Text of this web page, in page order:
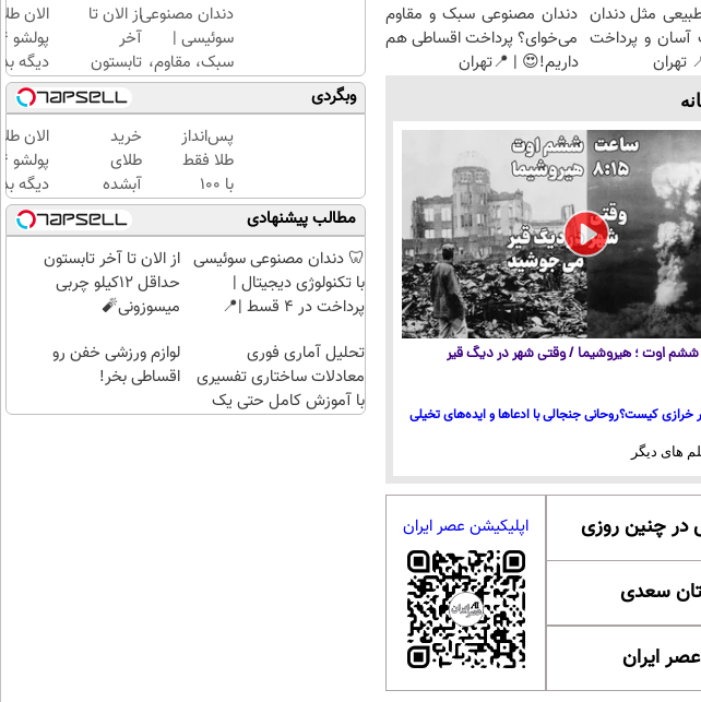
مثل دندان
و پرداخت
تهران
دندان مصنوعی سبک و مقاوم
می‌خوای؟ پرداخت اقساطی هم
داریم!😍 | 📍تهران
ساعت ۸:۱۵ ششم اوت ؛ هیروشیما / وقتی شهر در دیگ قیر
خرازی کیست؟روحانی جنجالی با ادعاها و ایده‌های تخیلی
های دیگر
سعدی
ایران
اپلیکیشن عصر ایران
دندان مصنوعی
سوئیسی |
سبک، مقاوم،
طبیعی! ویزیت
رایگان+پرداخت
اقساطی😍
از الان تا
آخر
تابستون
حداقل
12کیلو
چربی
میسوزونی
🧨
الان
دیگه
طلا با
بی‌بهره
وبگردی
پس‌انداز
طلا فقط
با ۱۰۰
هزارتومان
(امن و
راحت)
خرید
طلای
آبشده
حتی با
۱۰۰هزارتومان
الان
دیگه
طلا با
بی‌بهره
مطالب پیشنهادی
🦷 دندان مصنوعی سوئیسی
با تکنولوژی دیجیتال |
پرداخت در 4 قسط |📍
از الان تا آخر تابستون
حداقل 12کیلو چربی
میسوزونی🧨
تحلیل آماری فوری
معادلات ساختاری تفسیری
با آموزش کامل حتی یک
لوازم ورزشی خفن رو
اقساطی بخر!